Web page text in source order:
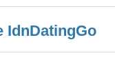
IdnDatingGo